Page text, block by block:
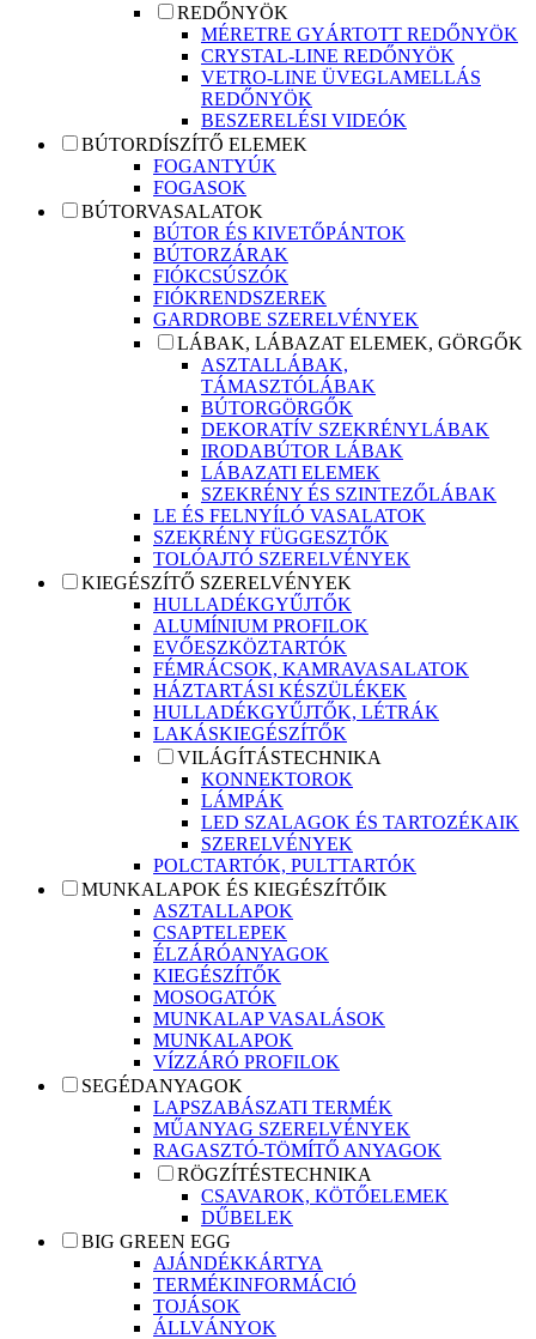
REDŐNYÖK
MÉRETRE GYÁRTOTT REDŐNYÖK
CRYSTAL-LINE REDŐNYÖK
VETRO-LINE ÜVEGLAMELLÁS
REDŐNYÖK
BESZERELÉSI VIDEÓK
BÚTORDÍSZÍTŐ ELEMEK
FOGANTYÚK
FOGASOK
BÚTORVASALATOK
BÚTOR ÉS KIVETŐPÁNTOK
BÚTORZÁRAK
FIÓKCSÚSZÓK
FIÓKRENDSZEREK
GARDROBE SZERELVÉNYEK
LÁBAK, LÁBAZAT ELEMEK, GÖRGŐK
ASZTALLÁBAK,
TÁMASZTÓLÁBAK
BÚTORGÖRGŐK
DEKORATÍV SZEKRÉNYLÁBAK
IRODABÚTOR LÁBAK
LÁBAZATI ELEMEK
SZEKRÉNY ÉS SZINTEZŐLÁBAK
LE ÉS FELNYÍLÓ VASALATOK
SZEKRÉNY FÜGGESZTŐK
TOLÓAJTÓ SZERELVÉNYEK
KIEGÉSZÍTŐ SZERELVÉNYEK
HULLADÉKGYŰJTŐK
ALUMÍNIUM PROFILOK
EVŐESZKÖZTARTÓK
FÉMRÁCSOK, KAMRAVASALATOK
HÁZTARTÁSI KÉSZÜLÉKEK
HULLADÉKGYŰJTŐK, LÉTRÁK
LAKÁSKIEGÉSZÍTŐK
VILÁGÍTÁSTECHNIKA
KONNEKTOROK
LÁMPÁK
LED SZALAGOK ÉS TARTOZÉKAIK
SZERELVÉNYEK
POLCTARTÓK, PULTTARTÓK
MUNKALAPOK ÉS KIEGÉSZÍTŐIK
ASZTALLAPOK
CSAPTELEPEK
ÉLZÁRÓANYAGOK
KIEGÉSZÍTŐK
MOSOGATÓK
MUNKALAP VASALÁSOK
MUNKALAPOK
VÍZZÁRÓ PROFILOK
SEGÉDANYAGOK
LAPSZABÁSZATI TERMÉK
MŰANYAG SZERELVÉNYEK
RAGASZTÓ-TÖMÍTŐ ANYAGOK
RÖGZÍTÉSTECHNIKA
CSAVAROK, KÖTŐELEMEK
DŰBELEK
BIG GREEN EGG
AJÁNDÉKKÁRTYA
TERMÉKINFORMÁCIÓ
TOJÁSOK
ÁLLVÁNYOK